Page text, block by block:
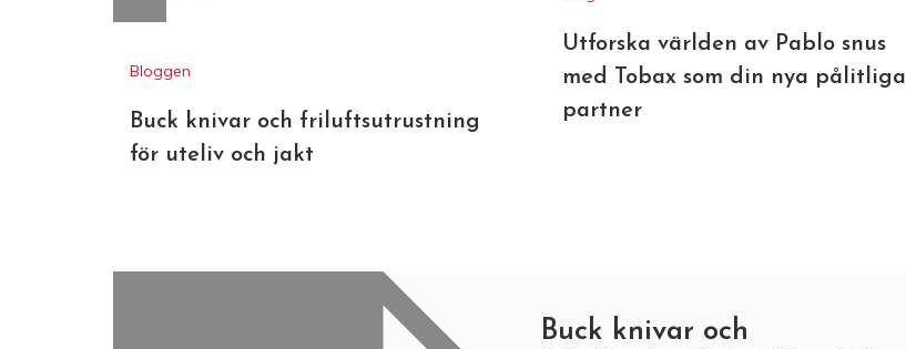
Bloggen
Buck knivar och friluftsutrustning
för uteliv och jakt
Utforska världen av Pablo snus
med Tobax som din nya pålitliga
partner
Buck knivar och